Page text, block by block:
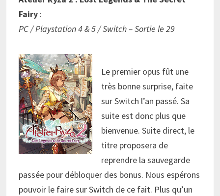
Fairy :
PC / Playstation 4 & 5 / Switch – Sortie le 29
Le premier opus fût une
très bonne surprise, faite
sur Switch l’an passé. Sa
suite est donc plus que
bienvenue. Suite direct, le
titre proposera de
reprendre la sauvegarde
passée pour débloquer des bonus. Nous espérons
pouvoir le faire sur Switch de ce fait. Plus qu’un